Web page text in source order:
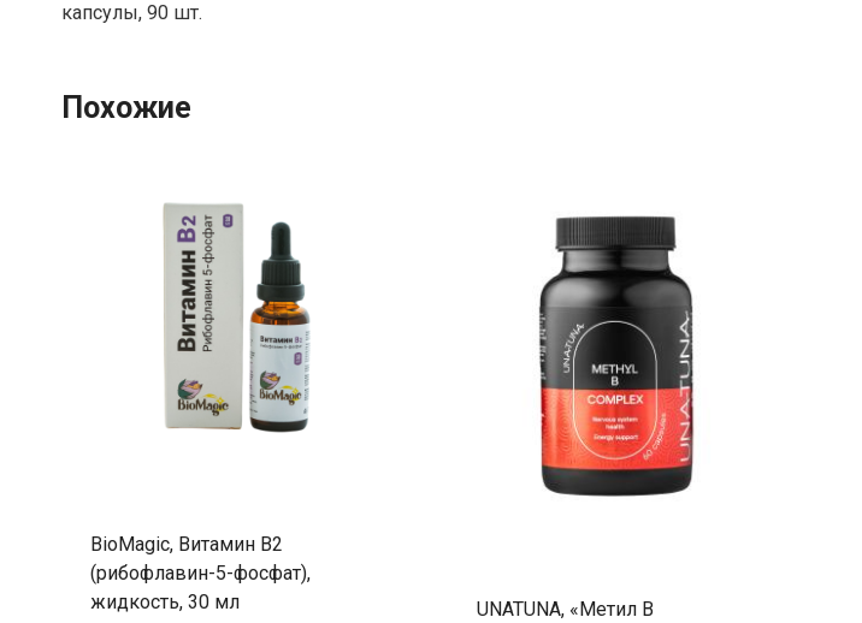
капсулы, 90 шт.
Похожие
BioMagic, Витамин B2
(рибофлавин-5-фосфат),
жидкость, 30 мл
UNATUNA, «Метил В